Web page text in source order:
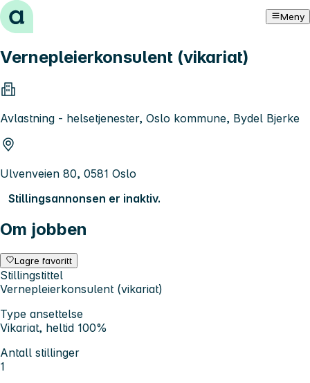
Hopp til innhold Meny
Vernepleierkonsulent (vikariat)
Avlastning - helsetjenester, Oslo kommune, Bydel Bjerke
Ulvenveien 80, 0581 Oslo
Stillingsannonsen er inaktiv.
Om jobben
Lagre favoritt
Stillingstittel
Vernepleierkonsulent (vikariat)
Type ansettelse
Vikariat, heltid 100%
Antall stillinger
1